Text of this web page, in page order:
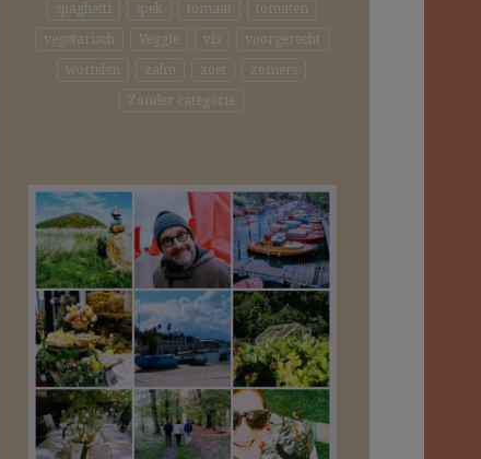
spaghetti
spek tomaat
tomaten
vegetarisch
Veggie vis
voorgerecht
wortelen
zalm zoet
zomers
Zonder categorie